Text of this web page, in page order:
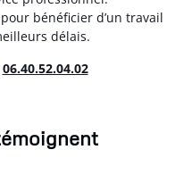
bénéficier d’un travail
délais.
06.40.52.04.02